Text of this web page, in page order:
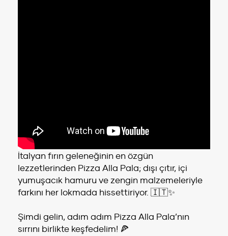
İtalyan fırın geleneğinin en özgün
lezzetlerinden Pizza Alla Pala; dışı çıtır, içi
yumuşacık hamuru ve zengin malzemeleriyle
farkını her lokmada hissettiriyor. 🇮🇹✨
Şimdi gelin, adım adım Pizza Alla Pala’nın
sırrını birlikte keşfedelim! 🍕